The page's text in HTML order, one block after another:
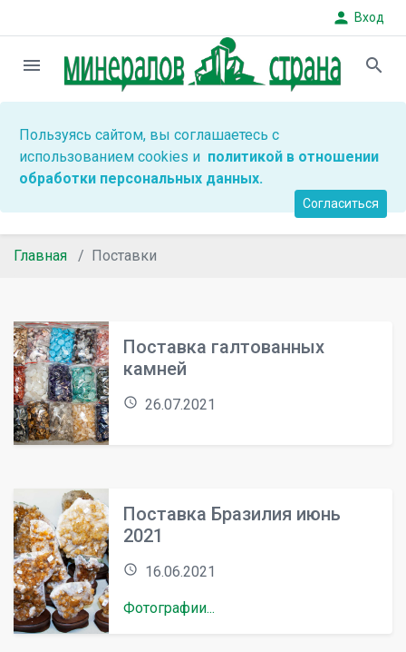
person Вход
menu search
Пользуясь сайтом, вы соглашаетесь с
использованием cookies и политикой в отношении
обработки персональных данных.
Согласиться
Главная Поставки
Поставка галтованных
камней
access_time 26.07.2021
Поставка Бразилия июнь
2021
access_time 16.06.2021
Фотографии...